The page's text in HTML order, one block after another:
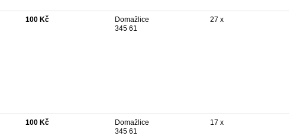
100 Kč
Domažlice
345 61
27 x
100 Kč
Domažlice
345 61
17 x